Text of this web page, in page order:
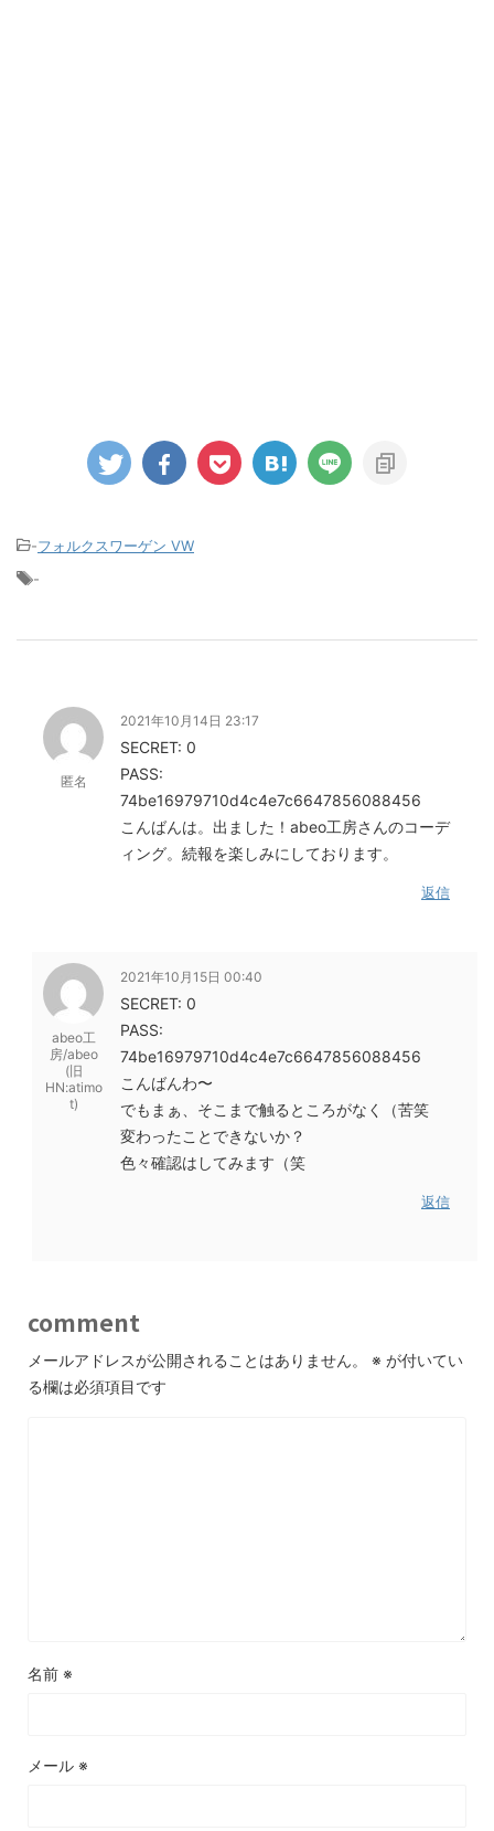
-フォルクスワーゲン VW
-
匿名
2021年10月14日 23:17
SECRET: 0
PASS:
74be16979710d4c4e7c6647856088456
こんばんは。出ました！abeo工房さんのコーデ
ィング。続報を楽しみにしております。
返信
abeo工
房/abeo
(旧
HN:atimo
t)
2021年10月15日 00:40
SECRET: 0
PASS:
74be16979710d4c4e7c6647856088456
こんばんわ〜
でもまぁ、そこまで触るところがなく（苦笑
変わったことできないか？
色々確認はしてみます（笑
返信
comment
メールアドレスが公開されることはありません。 ※ が付いてい
る欄は必須項目です
名前 ※
メール ※